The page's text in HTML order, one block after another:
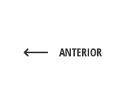
ANTERIOR